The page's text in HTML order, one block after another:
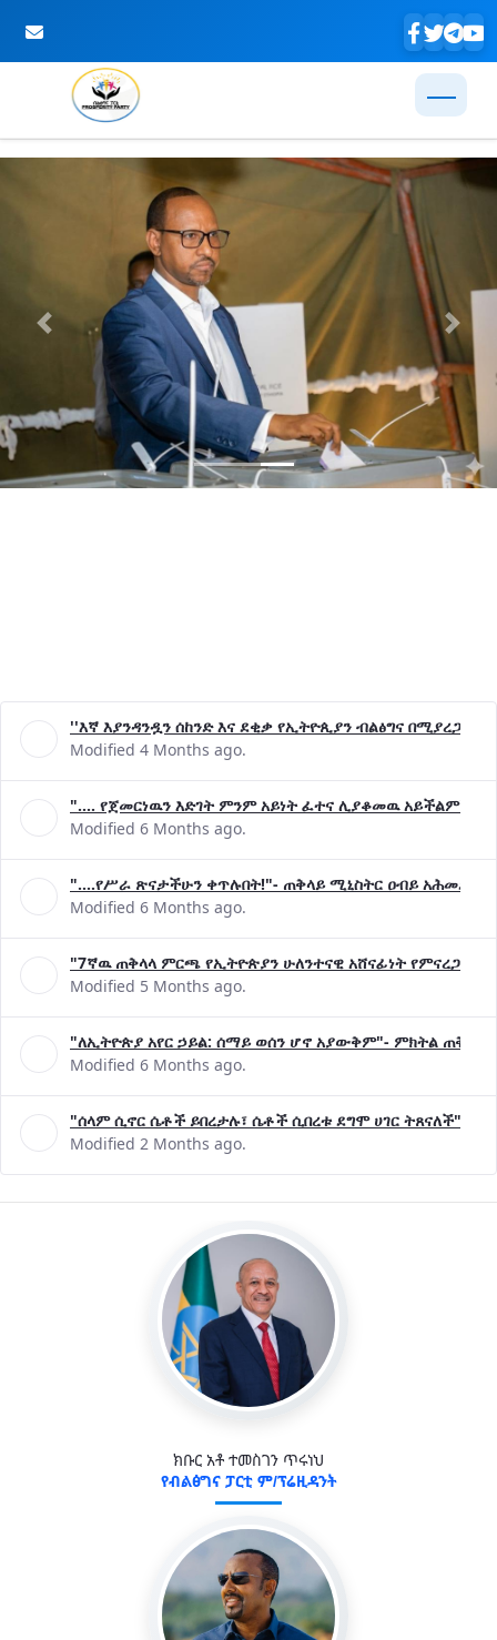
Skip to Main Content
Previous Next
''እኛ እያንዳንዷን ሰከንድ እና ደቂቃ የኢትዮጲያን ብልፅግና
Modified 4 Months ago.
".... የጀመርነዉን እድገት ምንም አይነት ፈተና ሊያቆመዉ አይችልም"-
Modified 6 Months ago.
"....የሥራ ጽናታችሁን ቀጥሉበት!"- ጠቅላይ ሚኒስትር ዐብይ አሕመድ (ዶ/
Modified 6 Months ago.
"7ኛዉ ጠቅላላ ምርጫ የኢትዮጵያን ሁለንተናዊ አሸናፊነት
Modified 5 Months ago.
"ለኢትዮጵያ አየር ኃይል: ሰማይ ወሰን ሆኖ አያውቅም"- ምክትል ጠቅላይ
Modified 6 Months ago.
"ሰላም ሲኖር ሴቶች ይበረታሉ፣ ሴቶች ሲበረቱ ደግሞ ሀገር ትጸናለች"-
Modified 2 Months ago.
ክቡር አቶ ተመስገን ጥሩነህ
የብልፅግና ፓርቲ ም/ፕሬዚዳንት